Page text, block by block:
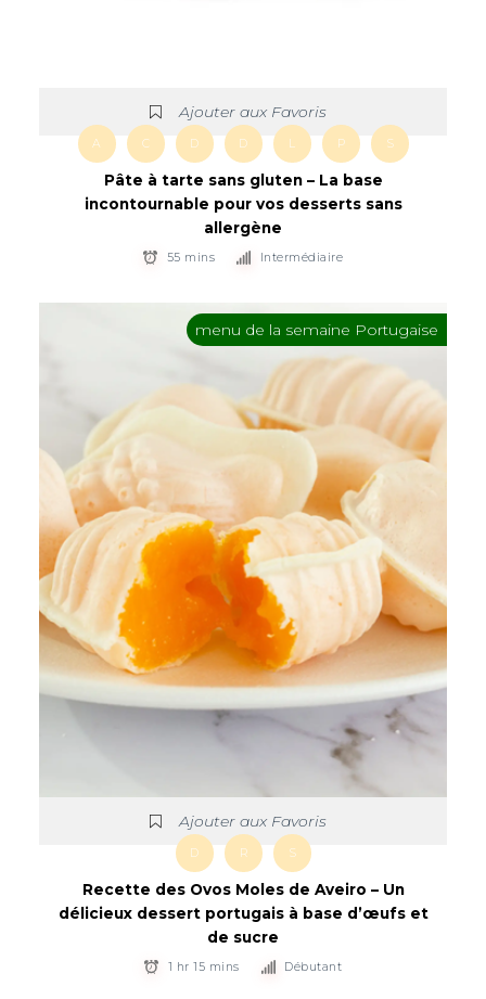
Ajouter aux Favoris
A C D D L P S
Pâte à tarte sans gluten – La base
incontournable pour vos desserts sans
allergène
55 mins Intermédiaire
Ajouter aux Favoris
menu de la semaine Portugaise
D R S
Recette des Ovos Moles de Aveiro – Un
délicieux dessert portugais à base d’œufs et
de sucre
1 hr 15 mins Débutant